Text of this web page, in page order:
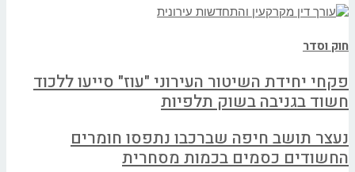
חוק וסדר
פקחי יחידת השיטור העירוני "עוז" סייעו ללכוד
חשוד בגניבה בשוק תלפיות
נעצר תושב חיפה שברכבו נתפסו חומרים
החשודים כסמים בכמות מסחרית